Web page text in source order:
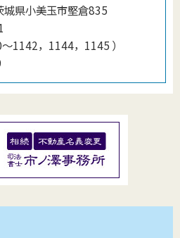
県小美玉市堅倉835
1142，1144，1145 ）